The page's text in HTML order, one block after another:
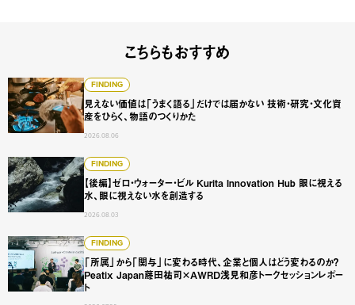
こちらもおすすめ
FINDING
見えない価値は「うまく語る」だけでは届かない 技術・研究・文化資
産をひらく、物語のつくりかた
2026.08.06
見えない価値は「うまく語る」だけでは届かない 技術・研
FINDING
【後編】ゼロ・ウォーター・ビル Kurita Innovation Hub 眼に視える
水、眼に視えない水を創造する
2026.08.03
【後編】ゼロ・ウォーター・ビル Kurita Innovation Hub 眼
FINDING
「所属」から「関与」に変わる時代、企業と個人はどう変わるのか？
Peatix Japan藤田祐司×AWRD浅見和彦トークセッションレポー
ト
「所属」から「関与」に変わる時代、企業と個人はどう変